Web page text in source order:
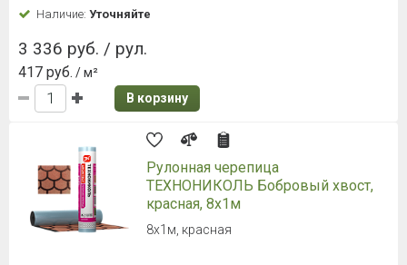
Наличие: Уточняйте
3 336 руб. / рул.
417 руб. / м²
В корзину
Рулонная черепица
ТЕХНОНИКОЛЬ Бобровый хвост,
красная, 8х1м
8х1м, красная